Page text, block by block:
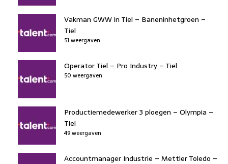
Vakman GWW in Tiel – Baneninhetgroen –
Tiel
51 weergaven
Operator Tiel – Pro Industry – Tiel
50 weergaven
Productiemedewerker 3 ploegen – Olympia –
Tiel
49 weergaven
Accountmanager Industrie – Mettler Toledo –